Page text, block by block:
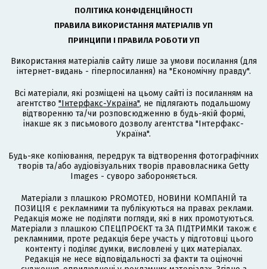
ПОЛІТИКА КОНФІДЕНЦІЙНОСТІ
ПРАВИЛА ВИКОРИСТАННЯ МАТЕРІАЛІВ УП
ПРИНЦИПИ І ПРАВИЛА РОБОТИ УП
Використання матеріалів сайту лише за умови посилання (для
інтернет-видань - гіперпосилання) на "Економічну правду".
Всі матеріали, які розміщені на цьому сайті із посиланням на
агентство "Інтерфакс-Україна", не підлягають подальшому
відтворенню та/чи розповсюдженню в будь-якій формі,
інакше як з письмового дозволу агентства "Інтерфакс-
Україна".
Будь-яке копіювання, передрук та відтворення фотографічних
творів та/або аудіовізуальних творів правовласника Getty
Images - суворо забороняється.
Матеріали з плашкою PROMOTED, НОВИНИ КОМПАНІЙ та
ПОЗИЦІЯ є рекламними та публікуються на правах реклами.
Редакція може не поділяти погляди, які в них промотуються.
Матеріали з плашкою СПЕЦПРОЄКТ та ЗА ПІДТРИМКИ також є
рекламними, проте редакція бере участь у підготовці цього
контенту і поділяє думки, висловлені у цих матеріалах.
Редакція не несе відповідальності за факти та оціночні